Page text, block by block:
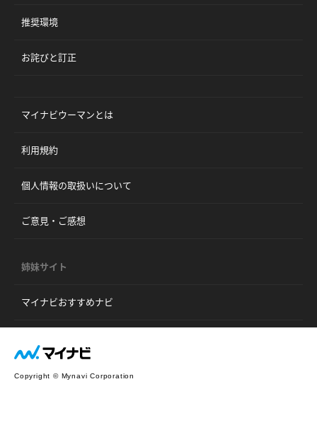
推奨環境
お詫びと訂正
マイナビウーマンとは
利用規約
個人情報の取扱いについて
ご意見・ご感想
姉妹サイト
マイナビおすすめナビ
Copyright © Mynavi Corporation